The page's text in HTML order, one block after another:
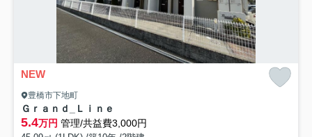
NEW
豊橋市下地町
Ｇｒａｎｄ_Ｌｉｎｅ
5.4万円 管理/共益費3,000円